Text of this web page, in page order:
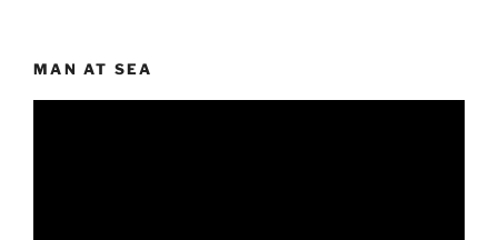
MAN AT SEA